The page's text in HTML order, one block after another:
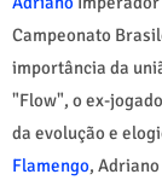
Campeonato
importância da
"Flow", o ex-
da evolução e
Flamengo,